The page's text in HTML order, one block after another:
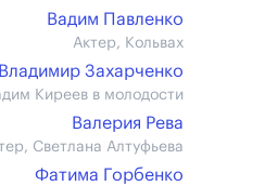
Вадим Павленко
Актер, Кольвах
Владимир Захарченко
Киреев в молодости
Валерия Рева
Светлана Алтуфьева
Фатима Горбенко